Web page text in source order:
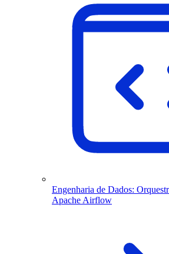
Engenharia de Dados:
Apache Airflow